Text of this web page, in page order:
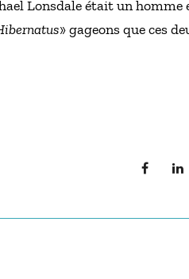
Lonsdale était un
» gageons que ces